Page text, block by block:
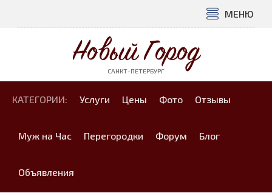
МЕНЮ
Новый Город
САНКТ-ПЕТЕРБУРГ
КАТЕГОРИИ: Услуги Цены Фото Отзывы
Муж на Час Перегородки Форум Блог
Объявления